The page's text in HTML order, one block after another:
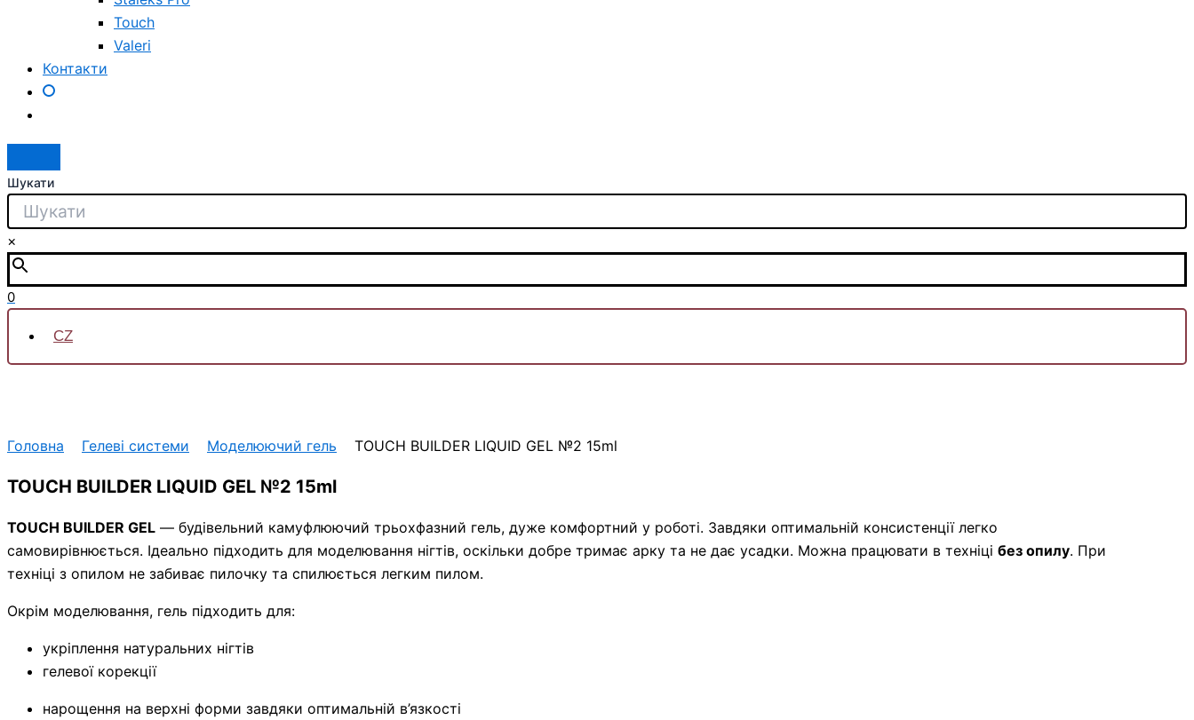
Touch
Valeri
Контакти
Шукати
×
0
CZ
Головна Гелеві системи Моделюючий гель TOUCH BUILDER LIQUID GEL №2 15ml
TOUCH BUILDER LIQUID GEL №2 15ml
TOUCH BUILDER GEL — будівельний камуфлюючий трьохфазний гель, дуже комфортний у роботі. Завдяки оптимальній консистенції легко
самовирівнюється. Ідеально підходить для моделювання нігтів, оскільки добре тримає арку та не дає усадки. Можна працювати в техніці без опилу. При
техніці з опилом не забиває пилочку та спилюється легким пилом.
Окрім моделювання, гель підходить для:
укріплення натуральних нігтів
гелевої корекції
нарощення на верхні форми завдяки оптимальній в’язкості